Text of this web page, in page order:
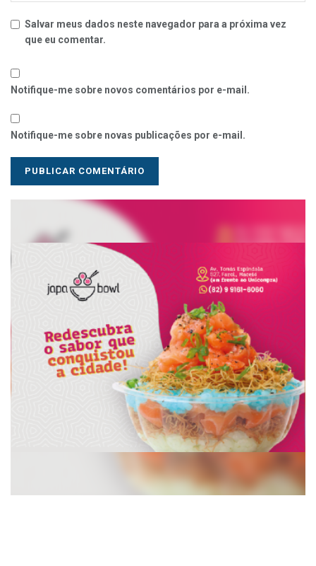
Salvar meus dados neste navegador para a próxima vez
que eu comentar.
Notifique-me sobre novos comentários por e-mail.
Notifique-me sobre novas publicações por e-mail.